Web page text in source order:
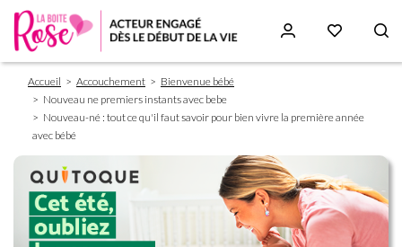
contenu
Fil
d'Ariane
Accueil Accouchement
Bienvenue bébé
Nouveau ne premiers instants avec bebe
Nouveau-né : tout ce qu'il faut savoir pour bien vivre la première année
avec bébé